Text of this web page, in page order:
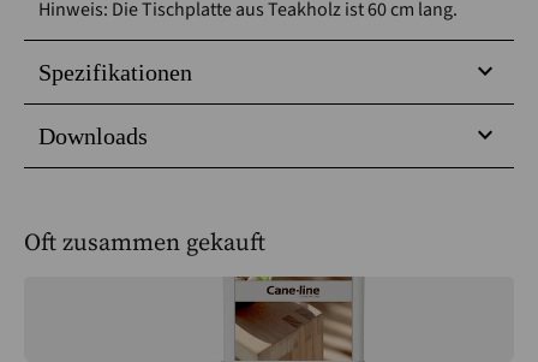
Hinweis: Die Tischplatte aus Teakholz ist 60 cm lang.
Spezifikationen
Downloads
Oft zusammen gekauft